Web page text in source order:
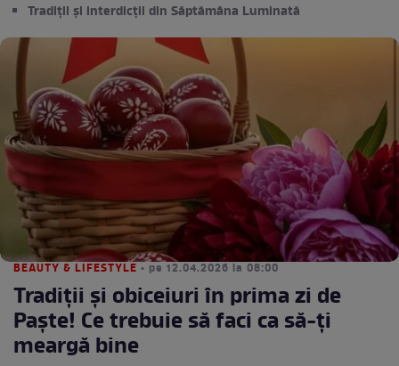
Tradiții și interdicții din Săptămâna Luminată
BEAUTY & LIFESTYLE • pe 12.04.2026 la 08:00
Tradiții și obiceiuri în prima zi de
Paște! Ce trebuie să faci ca să-ți
meargă bine